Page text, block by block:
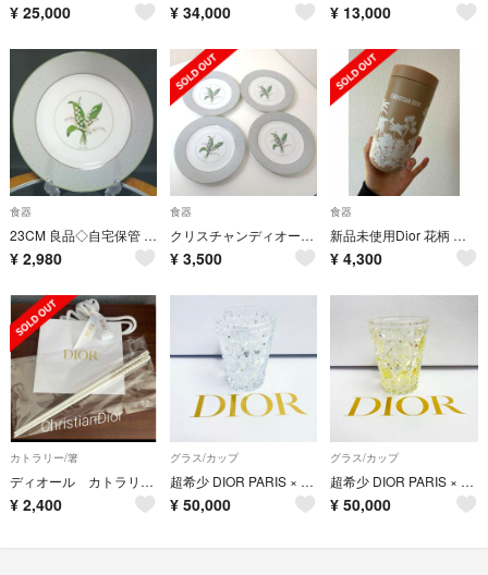
¥ 25,000 ¥ 34,000 ¥ 13,000
食器
23CM 良品◇自宅保管 クリスチャンディオール ミリラフォーレ プレート
¥ 2,980
食器
クリスチャンディオール ミリラフォーレ 23㎝ 4枚 皿 WJ187
¥ 3,500
食器
新品未使用Dior 花柄 箱つき ステンレス水筒 タンブラー
¥ 4,300
カトラリー/箸
ディオール カトラリー 箸 ノベルティ カナージュ
¥ 2,400
グラス/カップ
超希少 DIOR PARIS × Baccarat クリスタルタンブラー
¥ 50,000
グラス/カップ
超希少 DIOR PARIS × Baccarat クリスタルタンブラー
¥ 50,000